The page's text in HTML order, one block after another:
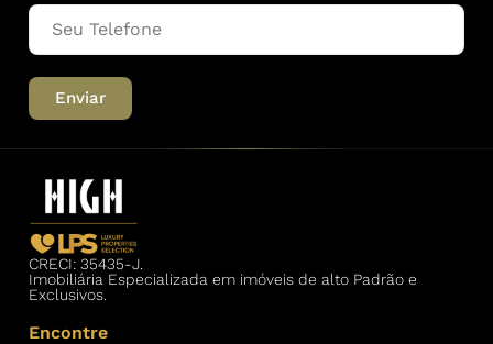
Enviar
CRECI: 35435-J.
Imobiliária Especializada em imóveis de alto Padrão e
Exclusivos.
Encontre